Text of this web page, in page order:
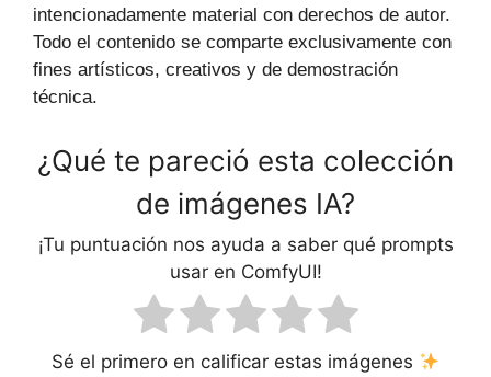
intencionadamente material con derechos de autor.
Todo el contenido se comparte exclusivamente con
fines artísticos, creativos y de demostración
técnica.
¿Qué te pareció esta colección
de imágenes IA?
¡Tu puntuación nos ayuda a saber qué prompts
usar en ComfyUI!
Sé el primero en calificar estas imágenes